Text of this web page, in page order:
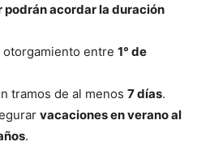
acordar la duración
otorgamiento entre 1° de
tramos de al menos 7 días.
vacaciones en verano al
.